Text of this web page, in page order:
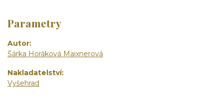
Parametry
Autor
Šárka Horáková Maixnerová
Nakladatelství
Vyšehrad